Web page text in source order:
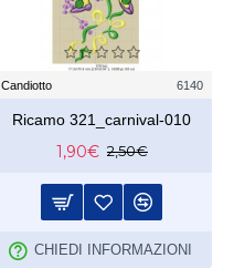
Candiotto 6140
Ricamo 321_carnival-010
1,90€ 2,50€
CHIEDI INFORMAZIONI